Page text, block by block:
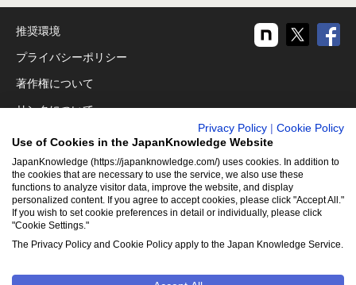
推奨環境
プライバシーポリシー
著作権について
リンクについて
免責事項
運営会社
アクセシビリティ対応
クッキーポリシー
Cookie設定
Privacy Policy
Cookie Policy
Use of Cookies in the JapanKnowledge Website
JapanKnowledge (https://japanknowledge.com/) uses cookies. In addition to
the cookies that are necessary to use the service, we also use these
functions to analyze visitor data, improve the website, and display
personalized content. If you agree to accept cookies, please click "Accept All."
If you wish to set cookie preferences in detail or individually, please click
"Cookie Settings."
The Privacy Policy and Cookie Policy apply to the Japan Knowledge Service.